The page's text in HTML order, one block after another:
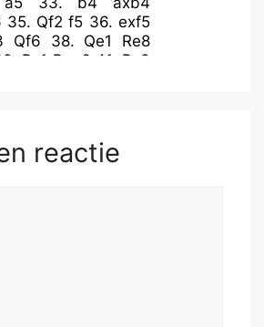
35. Qf2 f5 36.exf5
Qf6 38. Qe1
Re8
Rc1 Rae6 41. Bc3
reactie